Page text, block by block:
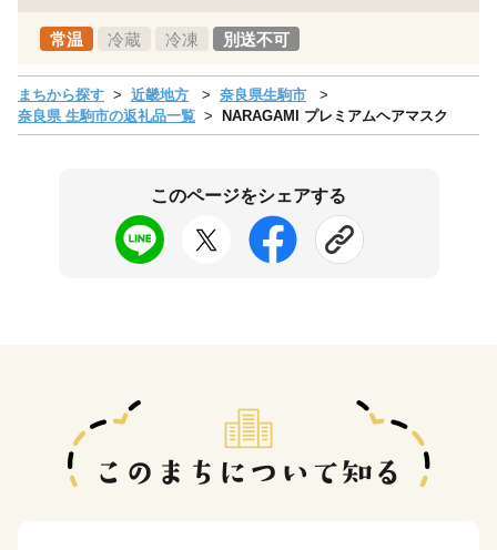
常温 冷蔵 冷凍 別送不可
まちから探す 近畿地方
奈良県生駒市
奈良県 生駒市の返礼品一覧
NARAGAMI プレミアムヘアマスク
このページをシェアする